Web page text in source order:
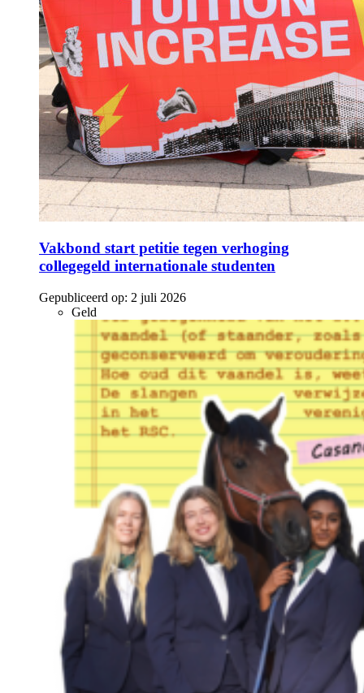
Vakbond start petitie tegen verhoging
collegegeld internationale studenten
Gepubliceerd op: 2 juli 2026
Geld